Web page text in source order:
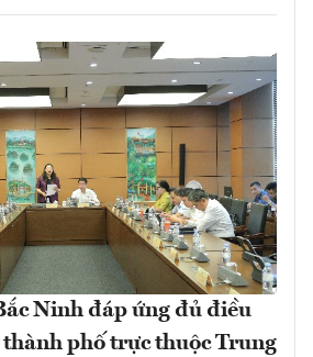
Ninh đáp ứng đủ điều
phố trực thuộc Trung